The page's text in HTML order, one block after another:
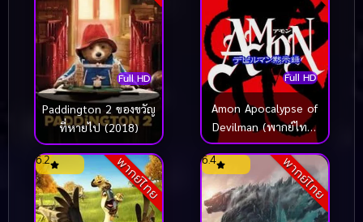
Full HD
Paddington 2 ของขวัญ
ที่หายไป (2018)
Full HD
Amon Apocalypse of
Devilman (พากย์ไทย)
(2000)
พากย์ไทย
6.2 พากย์ไทย
6.4